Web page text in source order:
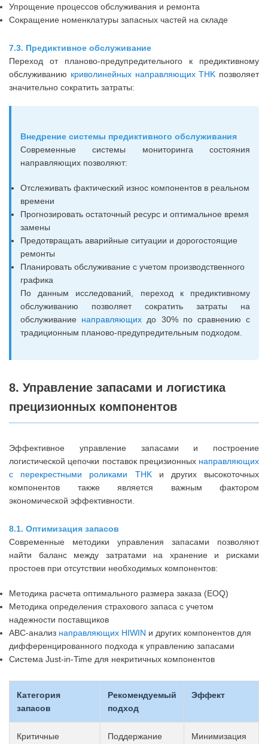
Упрощение процессов обслуживания и ремонта
Сокращение номенклатуры запасных частей на складе
7.3. Предиктивное обслуживание
Переход от планово-предупредительного к предиктивному
обслуживанию криволинейных направляющих THK позволяет
значительно сократить затраты:
Внедрение системы предиктивного обслуживания
Современные системы мониторинга состояния
направляющих позволяют:
Отслеживать фактический износ компонентов в реальном
времени
Прогнозировать остаточный ресурс и оптимальное время
замены
Предотвращать аварийные ситуации и дорогостоящие
ремонты
Планировать обслуживание с учетом производственного
графика
По данным исследований, переход к предиктивному
обслуживанию позволяет сократить затраты на
обслуживание направляющих до 30% по сравнению с
традиционным планово-предупредительным подходом.
8. Управление запасами и логистика
прецизионных компонентов
Эффективное управление запасами и построение
логистической цепочки поставок прецизионных направляющих
с перекрестными роликами THKи других высокоточных
компонентов также является важным фактором
экономической эффективности.
8.1. Оптимизация запасов
Современные методики управления запасами позволяют
найти баланс между затратами на хранение и рисками
простоев при отсутствии необходимых компонентов:
Методика расчета оптимального размера заказа (EOQ)
Методика определения страхового запаса с учетом
надежности поставщиков
ABC-анализ направляющих HIWIN и других компонентов для
дифференцированного подхода к управлению запасами
Система Just-in-Time для некритичных компонентов
Категория
запасов
Рекомендуемый
подход
Эффект
Критичные
Поддержание
Минимизация